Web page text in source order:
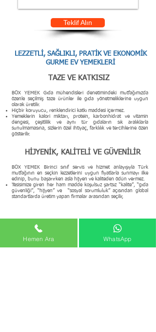
Teklif Alın
TAZE VE KATKISIZ
BOX YEMEK Gıda mühendisleri denetimindeki mutfağımızda
özenle seçilmiş taze ürünler ile gıda yönetmeliklerine uygun
olarak üretilir.
Hiçbir koruyucu, renklendirici katkı maddesi içermez.
Yemeklerin kalori miktarı, protein, karbonhidrat ve vitamin
dengesi, çeşitlilik ve aynı tür gıdaların sık aralıklarla
sunulmamasına, sizlerin özel ihtiyaç, farklılık ve tercihlerine özen
gösterilir.
HİJYENİK, KALİTELİ VE GÜVENİLİR
BOX YEMEK Birinci sınıf servis ve hizmet anlayışıyla Türk
mutfağının en seçkin lezzetlerini uygun fiyatlarla sunmayı ilke
edinip, bunu başarırken asla hijyen ve kaliteden ödün vermez.
Tesisimize giren her ham madde koşulsuz şartsız “kalite”, “gıda
güvenliği”, “hijyen” ve “sosyal sorumluluk” açısından global
standartlarda üretim yapan firmalar arasından seçilir,
LEZZETLİ, SAĞLIKLI, PRATİK VE EKONOMİK
GURME EV YEMEKLERİ
Hemen Ara WhatsApp